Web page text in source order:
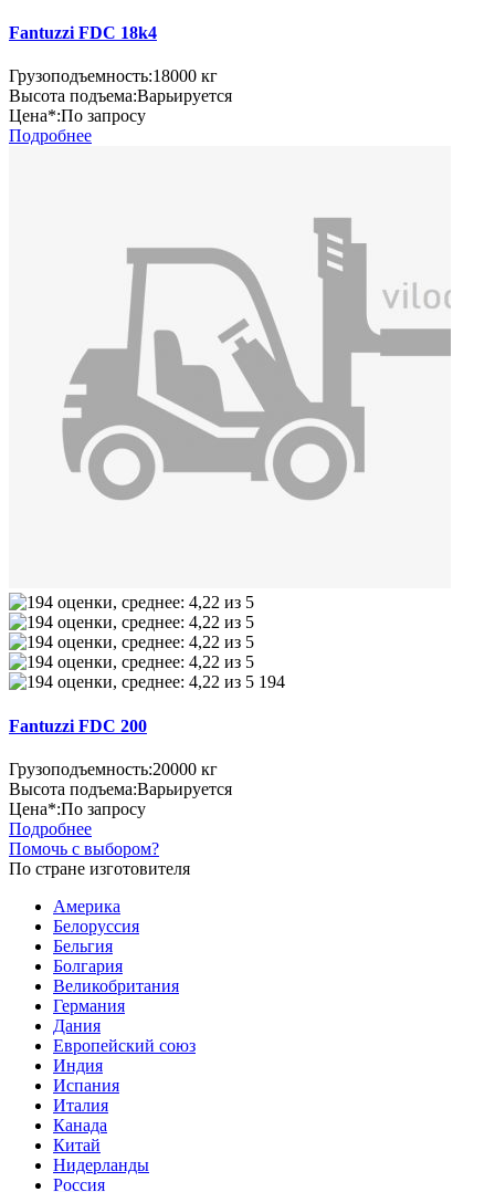
Fantuzzi FDC 18k4
Грузоподъемность:18000 кг
Высота подъема:Варьируется
Цена*:По запросу
Подробнее
194
Fantuzzi FDC 200
Грузоподъемность:20000 кг
Высота подъема:Варьируется
Цена*:По запросу
Подробнее
Помочь с выбором?
По стране изготовителя
Америка
Белоруссия
Бельгия
Болгария
Великобритания
Германия
Дания
Европейский союз
Индия
Испания
Италия
Канада
Китай
Нидерланды
Россия